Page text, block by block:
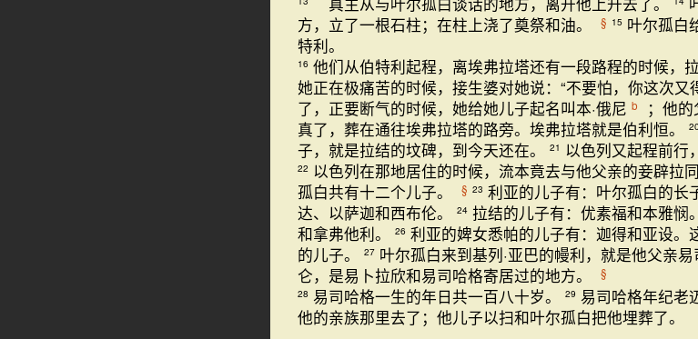
方，立了一根石柱；在柱上浇了奠祭和油。
§ 15 叶尔孤白
特利。
16 他们从伯特利起程，离埃弗拉塔还有一段路程的时候，
她正在极痛苦的时候，接生婆对她说：“不要怕，你这次又
了，正要断气的时候，她给她儿子起名叫本·俄尼 b ；他
真了，葬在通往埃弗拉塔的路旁。埃弗拉塔就是伯利恒。
20
子，就是拉结的坟碑，到今天还在。
21 以色列又起程前行
22 以色列在那地居住的时候，流本竟去与他父亲的妾辟拉
孤白共有十二个儿子。
§ 23 利亚的儿子有：叶尔孤白的长
达、以萨迦和西布伦。
24 拉结的儿子有：优素福和本雅悯。
和拿弗他利。
26 利亚的婢女悉帕的儿子有：迦得和亚设。
的儿子。
27 叶尔孤白来到基列·亚巴的幔利，就是他父亲
仑，是易卜拉欣和易司哈格寄居过的地方。
§
28 易司哈格一生的年日共一百八十岁。 29 易司哈格年纪老
他的亲族那里去了；他儿子以扫和叶尔孤白把他埋葬了。